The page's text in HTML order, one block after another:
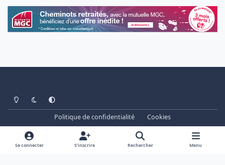
Light ModeDark ModeSystem Preference
Politique de confidentialité
Cookies
www.cheminots.net - Forum Libre depuis 2003
Powered by
Invision Community
Se connecter S’inscrire Rechercher Menu